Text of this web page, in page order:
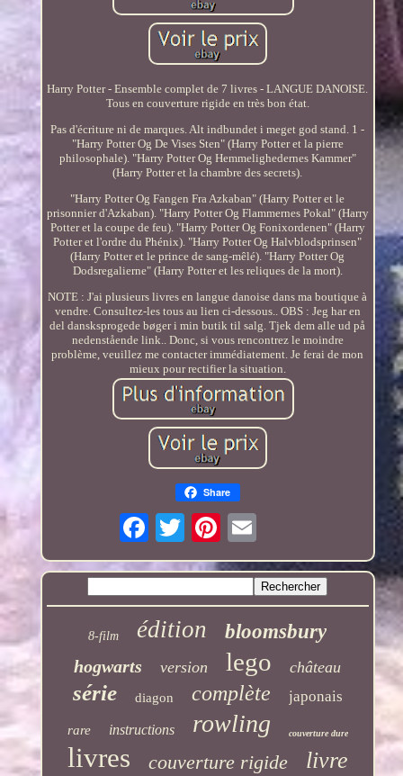
Harry Potter - Ensemble complet de 7 livres - LANGUE DANOISE.
Tous en couverture rigide en très bon état.
Pas d'écriture ni de marques. Alt indbundet i meget god stand. 1 -
"Harry Potter Og De Vises Sten" (Harry Potter et la pierre
philosophale). "Harry Potter Og Hemmelighedernes Kammer"
(Harry Potter et la chambre des secrets).
"Harry Potter Og Fangen Fra Azkaban" (Harry Potter et le
prisonnier d'Azkaban). "Harry Potter Og Flammernes Pokal" (Harry
Potter et la coupe de feu). "Harry Potter Og Fonixordenen" (Harry
Potter et l'ordre du Phénix). "Harry Potter Og Halvblodsprinsen"
(Harry Potter et le prince de sang-mêlé). "Harry Potter Og
Dodsregalierne" (Harry Potter et les reliques de la mort).
NOTE : J'ai plusieurs livres en langue danoise dans ma boutique à
vendre. Consultez-les tous au lien ci-dessous.. OBS : Jeg har en
del dansksprogede bøger i min butik til salg. Tjek dem alle ud på
nedenstående link.. Donc, si vous rencontrez le moindre
problème, veuillez me contacter immédiatement. Je ferai de mon
mieux pour rectifier la situation.
Share
8-film édition bloomsbury
hogwarts version lego château
série diagon complète japonais
rare instructions rowling couverture dure
livres couverture rigide livre